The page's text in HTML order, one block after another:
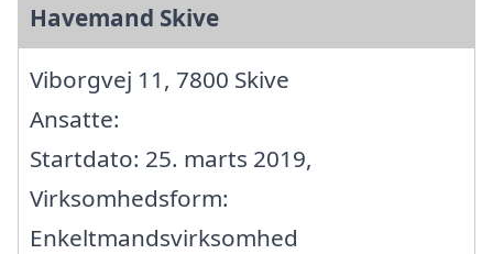
Havemand Skive
Viborgvej 11, 7800 Skive
Ansatte:
Startdato: 25. marts 2019,
Virksomhedsform:
Enkeltmandsvirksomhed